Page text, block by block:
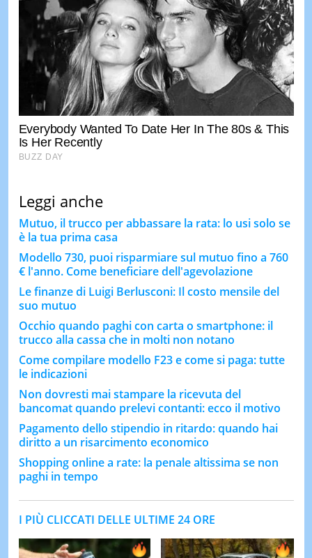
Leggi anche
Mutuo, il trucco per abbassare la rata: lo usi solo se
è la tua prima casa
Modello 730, puoi risparmiare sul mutuo fino a 760
€ l'anno. Come beneficiare dell'agevolazione
Le finanze di Luigi Berlusconi: Il costo mensile del
suo mutuo
Occhio quando paghi con carta o smartphone: il
trucco alla cassa che in molti non notano
Come compilare modello F23 e come si paga: tutte
le indicazioni
Non dovresti mai stampare la ricevuta del
bancomat quando prelevi contanti: ecco il motivo
Pagamento dello stipendio in ritardo: quando hai
diritto a un risarcimento economico
Shopping online a rate: la penale altissima se non
paghi in tempo
I PIÙ CLICCATI DELLE ULTIME 24 ORE